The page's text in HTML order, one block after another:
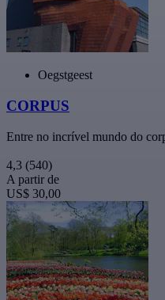
Oegstgeest
CORPUS
Entre no incrível mundo do
4,3 (540)
A partir de
US$ 30,00